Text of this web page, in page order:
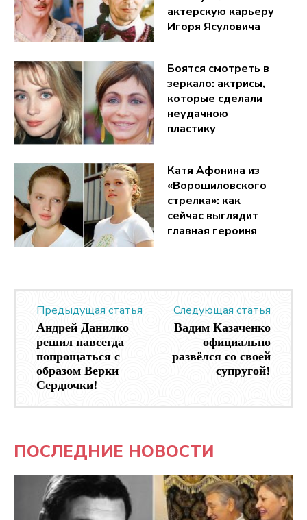
актерскую карьеру
Игоря Ясуловича
Боятся смотреть в
зеркало: актрисы,
которые сделали
неудачною
пластику
Катя Афонина из
«Ворошиловского
стрелка»: как
сейчас выглядит
главная героиня
Предыдущая статья
Андрей Данилко
решил навсегда
попрощаться с
образом Верки
Сердючки!
Следующая статья
Вадим Казаченко
официально
развёлся со своей
супругой!
ПОСЛЕДНИЕ НОВОСТИ